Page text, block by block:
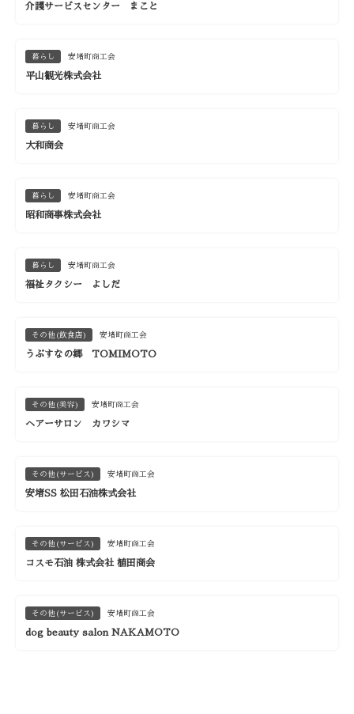
介護サービスセンター まこと
暮らし 安堵町商工会
平山観光株式会社
暮らし 安堵町商工会
大和商会
暮らし 安堵町商工会
昭和商事株式会社
暮らし 安堵町商工会
福祉タクシー よしだ
その他(飲食店) 安堵町商工会
うぶすなの郷 TOMIMOTO
その他(美容) 安堵町商工会
ヘアーサロン カワシマ
その他(サービス) 安堵町商工会
安堵SS 松田石油株式会社
その他(サービス) 安堵町商工会
コスモ石油 株式会社 植田商会
その他(サービス) 安堵町商工会
dog beauty salon NAKAMOTO